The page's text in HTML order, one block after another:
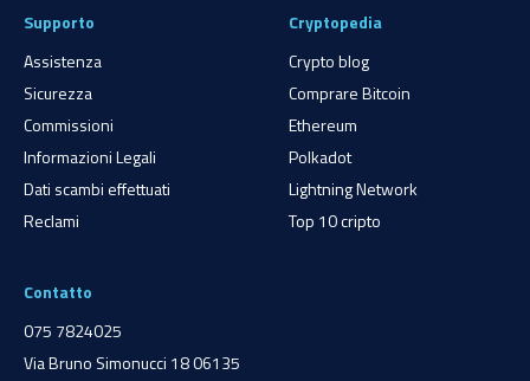
Supporto
Assistenza
Sicurezza
Commissioni
Informazioni Legali
Dati scambi effettuati
Reclami
Cryptopedia
Crypto blog
Comprare Bitcoin
Ethereum
Polkadot
Lightning Network
Top 10 cripto
Contatto
075 7824025
Via Bruno Simonucci 18 06135